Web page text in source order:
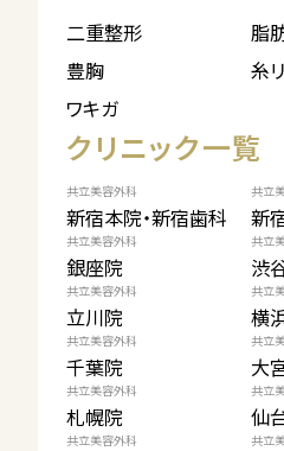
二重整形
脂
豊胸
糸
ワキガ
クリニック一覧
共立美容外科
新宿本院・新宿歯科
共立
新
共立美容外科
銀座院
共立
渋
共立美容外科
立川院
共立
横
共立美容外科
千葉院
共立
大
共立美容外科
札幌院
共立
仙
共立美容外科 共立